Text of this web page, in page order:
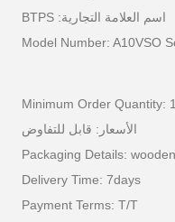
اسم العلامة التجارية: BTPS
Model Number: A10VSO
Minimum Order Quantity:
الأسعار: قابل للتفاوض
Packaging Details:
Delivery Time: 7days
Payment Terms: T/T